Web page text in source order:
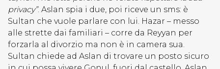
privacy”. Aslan spia i due, poi riceve un sms: è
Sultan che vuole parlare con lui. Hazar – messo
alle strette dai familiari – corre da Reyyan per
forzarla al divorzio ma non è in camera sua.
Sultan chiede ad Aslan di trovare un posto sicuro